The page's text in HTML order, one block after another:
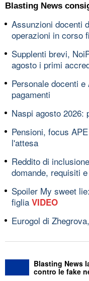
Blasting News
Assunzioni docenti
operazioni in corso
Supplenti brevi,
agosto i primi
Personale docenti
pagamenti
Naspi agosto 2026:
Pensioni, focus
l'attesa
Reddito di
domande, requisiti
Spoiler My sweet
figlia VIDEO
Eurogol di
Blasting News
contro le fake